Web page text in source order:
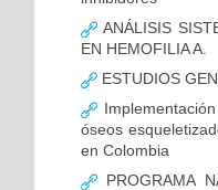
ANÁLISIS
EN HEMOFILIA A.
ESTUDIOS
óseos
en Colombia
PROGRAMA